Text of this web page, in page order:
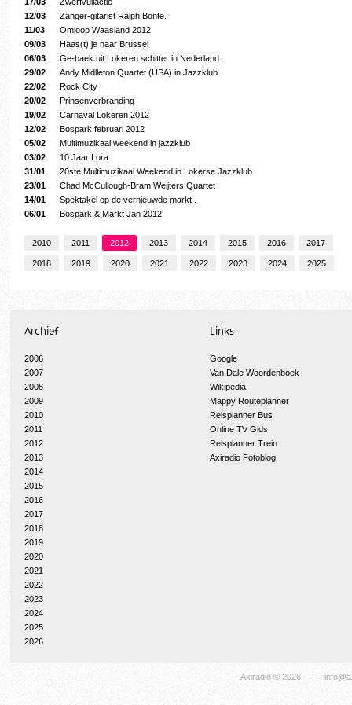
12/03
Zanger-gitarist Ralph Bonte.
11/03
Omloop Waasland 2012
09/03
Haas(t) je naar Brussel
06/03
Ge-baek uit Lokeren schitter in Nederland.
29/02
Andy Midlleton Quartet (USA) in Jazzklub
22/02
Rock City
20/02
Prinsenverbranding
19/02
Carnaval Lokeren 2012
12/02
Bospark februari 2012
05/02
Multimuzikaal weekend in jazzklub
03/02
10 Jaar Lora
31/01
20ste Multimuzikaal Weekend in Lokerse Jazzklub
23/01
Chad McCullough-Bram Weijters Quartet
14/01
Spektakel op de vernieuwde markt .
06/01
Bospark & Markt Jan 2012
2010 2011 2012 2013 2014 2015 2016 2017
2018 2019 2020 2021 2022 2023 2024 2025
Archief
2006
2007
2008
2009
2010
2011
2012
2013
2014
2015
2016
2017
2018
2019
2020
2021
2022
2023
2024
2025
2026
Links
Google
Van Dale Woordenboek
Wikipedia
Mappy Routeplanner
Reisplanner Bus
Online TV Gids
Reisplanner Trein
Axiradio Fotoblog
Axiradio© 2026 —